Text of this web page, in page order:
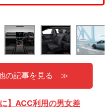
の記事を見る
】ACC利用の男女差